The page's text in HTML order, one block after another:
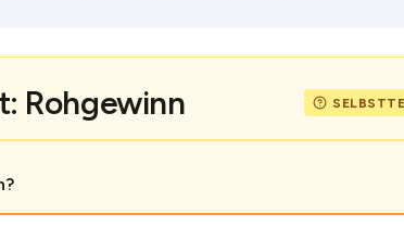
Rohgewinn